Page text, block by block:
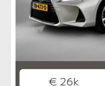
€ 26k